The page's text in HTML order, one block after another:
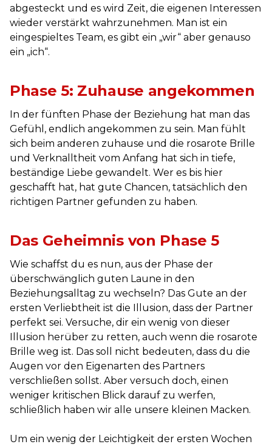
abgesteckt und es wird Zeit, die eigenen Interessen
wieder verstärkt wahrzunehmen. Man ist ein
eingespieltes Team, es gibt ein „wir“ aber genauso
ein „ich“.
Phase 5: Zuhause angekommen
In der fünften Phase der Beziehung hat man das
Gefühl, endlich angekommen zu sein. Man fühlt
sich beim anderen zuhause und die rosarote Brille
und Verknalltheit vom Anfang hat sich in tiefe,
beständige Liebe gewandelt. Wer es bis hier
geschafft hat, hat gute Chancen, tatsächlich den
richtigen Partner gefunden zu haben.
Das Geheimnis von Phase 5
Wie schaffst du es nun, aus der Phase der
überschwänglich guten Laune in den
Beziehungsalltag zu wechseln? Das Gute an der
ersten Verliebtheit ist die Illusion, dass der Partner
perfekt sei. Versuche, dir ein wenig von dieser
Illusion herüber zu retten, auch wenn die rosarote
Brille weg ist. Das soll nicht bedeuten, dass du die
Augen vor den Eigenarten des Partners
verschließen sollst. Aber versuch doch, einen
weniger kritischen Blick darauf zu werfen,
schließlich haben wir alle unsere kleinen Macken.
Um ein wenig der Leichtigkeit der ersten Wochen